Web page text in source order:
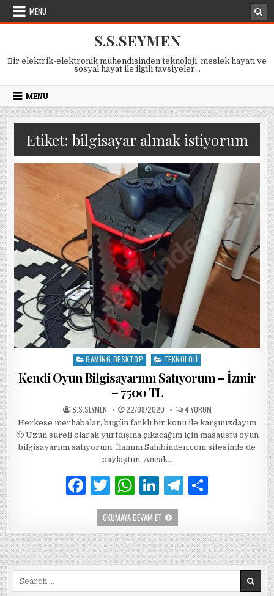
Skip
MENU
S.S.SEYMEN
Bir elektrik-elektronik mühendisinden teknoloji, meslek hayatı ve
sosyal hayat ile ilgili tavsiyeler…
MENU
Etiket: bilgisayar almak istiyorum
Posted
GAMING DESKTOP TEKNOLOJI
Kendi Oyun Bilgisayarımı Satıyorum – İzmir
– 7500 TL
AUTHOR:
S.S.SEYMEN PUBLISHED
DATE:
22/08/2020 KENDI
OYUN
BILGISAYARIMI
SATIYORUM
–
İZMIR
–
IÇIN
4 YORUM
Herkese merhabalar, bugün farklı bir konu ile karşınızdayım
🙂 Uzun süreli olarak yurtdışına çıkacağım için masaüstü oyun
bilgisayarımı satıyorum. İlanımı Sahibinden.com sitesinde de
paylaştım. Ancak…
F
a
c
e
b
T
w
it
te
r
W
h
at
s
A
Li
n
k
e
dI
T
g
ra
e
OKUMAYA DEVAM ETKENDI
OYUN
BILGISAYARIMI
SATIYORUM
–
İZMIR
–
7500